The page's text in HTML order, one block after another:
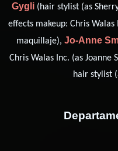
Gygli (hair stylist (as
effects makeup: Chris Walas
maquillaje), Jo-Anne
Chris Walas Inc. (as Joanne
hair stylist